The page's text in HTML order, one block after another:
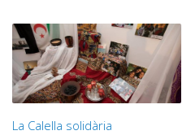
La Calella solidària